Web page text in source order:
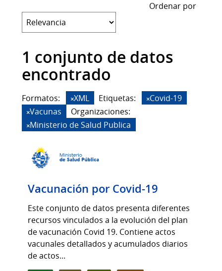
Ordenar por
1 conjunto de datos
encontrado
Formatos: XML Etiquetas:
Covid-19
Vacunas
Organizaciones:
Ministerio de Salud Publica
Vacunación por Covid-19
Este conjunto de datos presenta diferentes
recursos vinculados a la evolución del plan
de vacunación Covid 19. Contiene actos
vacunales detallados y acumulados diarios
de actos...